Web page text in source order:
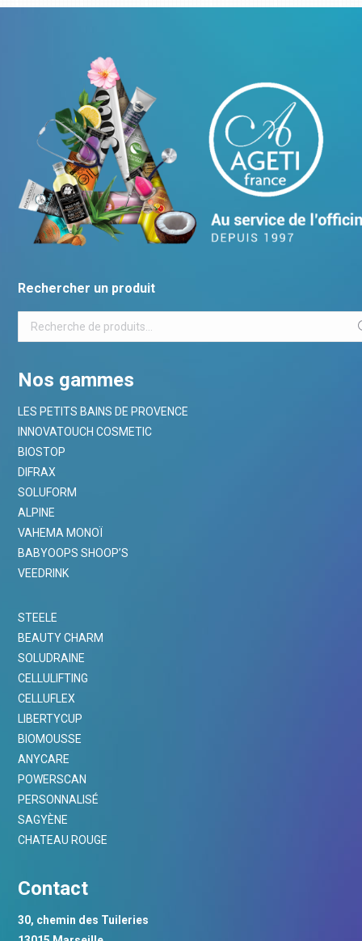
Rechercher un produit
Nos gammes
LES PETITS BAINS DE PROVENCE
INNOVATOUCH COSMETIC
BIOSTOP
DIFRAX
SOLUFORM
ALPINE
VAHEMA MONOÏ
BABYOOPS SHOOP’S
VEEDRINK
STEELE
BEAUTY CHARM
SOLUDRAINE
CELLULIFTING
CELLUFLEX
LIBERTYCUP
BIOMOUSSE
ANYCARE
POWERSCAN
PERSONNALISÉ
SAGYÈNE
CHATEAU ROUGE
Contact
30, chemin des Tuileries